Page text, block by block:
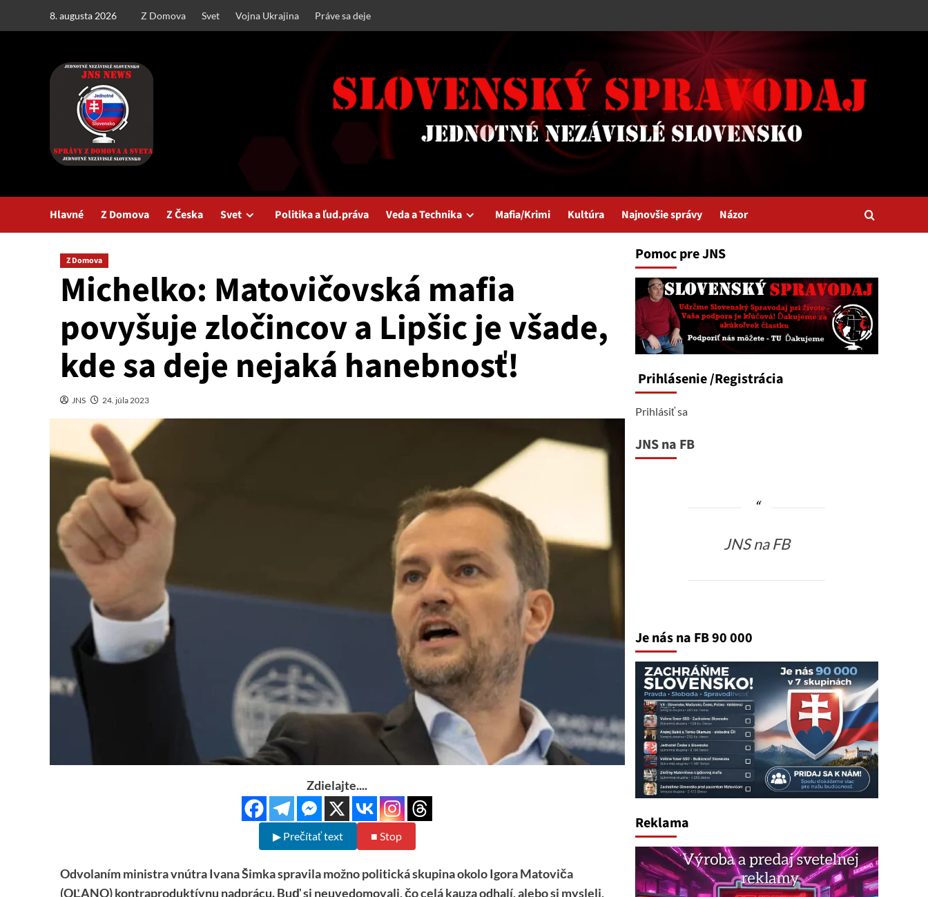
8. augusta 2026 Z Domova Svet Vojna Ukrajina Práve sa deje
Hlavné Z Domova Z Česka Svet Politika a ľud.práva Veda a Technika Mafia/Krimi Kultúra Najnovšie správy Názor
Z Domova
Michelko: Matovičovská mafia
povyšuje zločincov a Lipšic je všade,
kde sa deje nejaká hanebnosť!
JNS 24. júla 2023
Zdielajte....
▶ Prečítať text ■ Stop
Odvolaním ministra vnútra Ivana Šimka spravila možno politická skupina okolo Igora Matoviča
(OĽANO) kontraproduktívnu nadprácu. Buď si neuvedomovali, čo celá kauza odhalí, alebo si mysleli,
Pomoc pre JNS
Prihlásenie/Registrácia
Prihlásiť sa
JNS na FB
JNS na FB
Je nás na FB 90 000
Reklama